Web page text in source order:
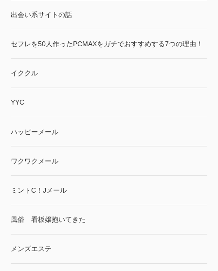
出会い系サイトの話
セフレを50人作ったPCMAXをガチでおすすめする7つの理由！
イククル
YYC
ハッピーメール
ワクワクメール
ミントC！Jメール
風俗 看板嬢抱いてきた
メンズエステ